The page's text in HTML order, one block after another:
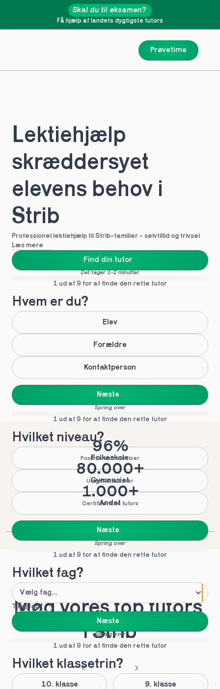
Prøvetime
Få hjælp af landets dygtigste tutors
Skal du til eksamen?
Lektiehjælp
skræddersyet
elevens behov i
Strib
Professionel lektiehjælp til Strib-familier - selvtillid og trivsel
Læs mere
Find din tutor
Det tager 1-2 minutter
1 ud af 9 for at finde den rette tutor
Hvem er du?
Elev
Forældre
Kontaktperson
Næste
Spring over
1 ud af 9 for at finde den rette tutor
Hvilket niveau?
Folkeskole
Gymnasiet
Andet
Næste
Spring over
1 ud af 9 for at finde den rette tutor
Hvilket fag?
Tilføj fag
Næste
Spring over
1 ud af 9 for at finde den rette tutor
Hvilket klassetrin?
10. klasse 9. klasse
96%
Positive anmeldelser
80.000+
Underviste timer
1.000+
Certificerede tutors
Mød vores top tutors
i Strib